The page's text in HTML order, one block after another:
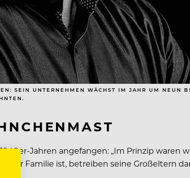
SEIN UNTERNEHMEN WÄCHST IM JAHR UM NEUN
Jahren angefangen: „Im Prinzip waren
Familie ist, betreiben seine Großeltern